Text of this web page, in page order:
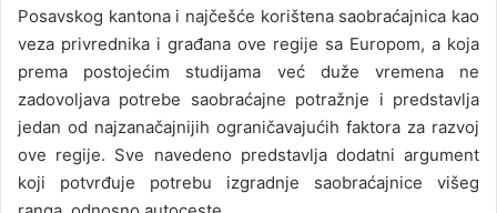
Posavskog kantona i najčešće korištena saobraćajnica kao
veza privrednika i građana ove regije sa Europom, a koja
prema postojećim studijama već duže vremena ne
zadovoljava potrebe saobraćajne potražnje i predstavlja
jedan od najzanačajnijih ograničavajućih faktora za razvoj
ove regije. Sve navedeno predstavlja dodatni argument
koji potvrđuje potrebu izgradnje saobraćajnice višeg